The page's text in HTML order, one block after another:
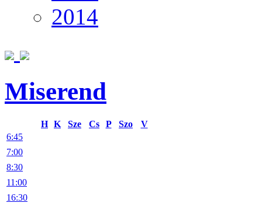
2014
Miserend
H K Sze Cs P Szo
V
6:45
7:00
8:30
11:00
16:30